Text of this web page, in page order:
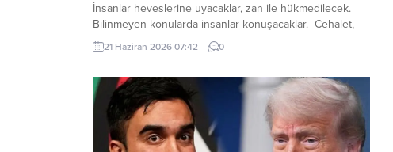
İnsanlar heveslerine uyacaklar, zan ile hükmedilecek.
Bilinmeyen konularda insanlar konuşacaklar. Cehalet,
dini bilmemek çoğalacak. Çocuk istenmeyecek. Dostluk
azalacak. Dost dosta güvenmeyecek. İnsanlar bir araya
zaman kıyamet yakındır. Kıyamet kopmadan önce
yıldızların etkili olduğuna inanılacak, kader inkâr
edilecek. Kıyamet...
21 Haziran 2026 07:42 0